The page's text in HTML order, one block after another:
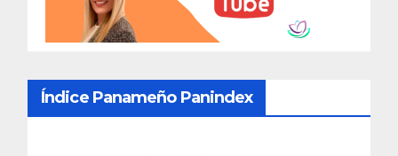
Índice Panameño Panindex